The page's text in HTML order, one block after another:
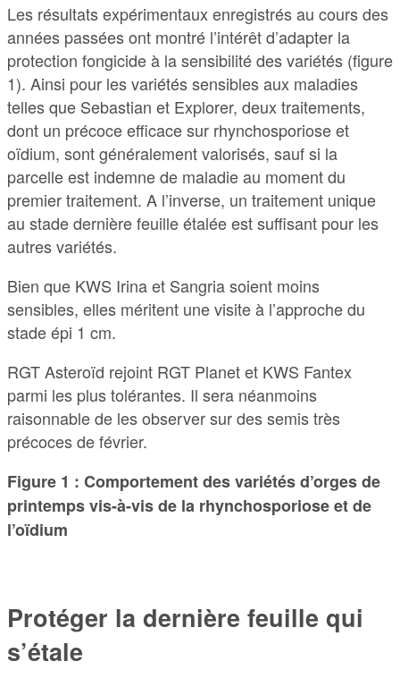
Les résultats expérimentaux enregistrés au cours des
années passées ont montré l’intérêt d’adapter la
protection fongicide à la sensibilité des variétés (figure
1). Ainsi pour les variétés sensibles aux maladies
telles que Sebastian et Explorer, deux traitements,
dont un précoce efficace sur rhynchosporiose et
oïdium, sont généralement valorisés, sauf si la
parcelle est indemne de maladie au moment du
premier traitement. A l’inverse, un traitement unique
au stade dernière feuille étalée est suffisant pour les
autres variétés.
Bien que KWS Irina et Sangria soient moins
sensibles, elles méritent une visite à l’approche du
stade épi 1 cm.
RGT Asteroïd rejoint RGT Planet et KWS Fantex
parmi les plus tolérantes. Il sera néanmoins
raisonnable de les observer sur des semis très
précoces de février.
Figure 1 : Comportement des variétés d’orges de
printemps vis-à-vis de la rhynchosporiose et de
l’oïdium
Protéger la dernière feuille qui
s’étale